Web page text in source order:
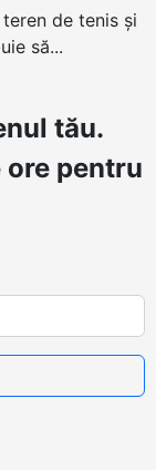
de tenis şi
să...
tău.
ore pentru